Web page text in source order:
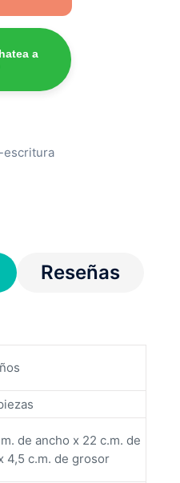
a
escritura
Reseñas
de ancho x 22 c.m. de
4,5 c.m. de grosor